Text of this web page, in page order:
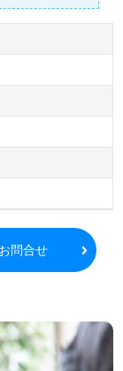
任者研修以上
。
西早稲田』医
運営です。東
テーショ
。
くる！あな
。介護老人
同士の協力体
所様です。充
あなたの成長
のお役に立ち
や環境を変え
詳細や働き方
お問い合わせ
お問合せ